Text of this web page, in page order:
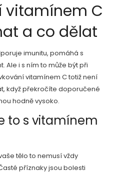
vitamínem C
a co dělat
imunitu, pomáhá s
Ale i s ním to může být při
vitamínem C totiž není
když překročíte doporučené
hodně vysoko.
to s vitamínem
tělo to nemusí vždy
příznaky jsou bolesti